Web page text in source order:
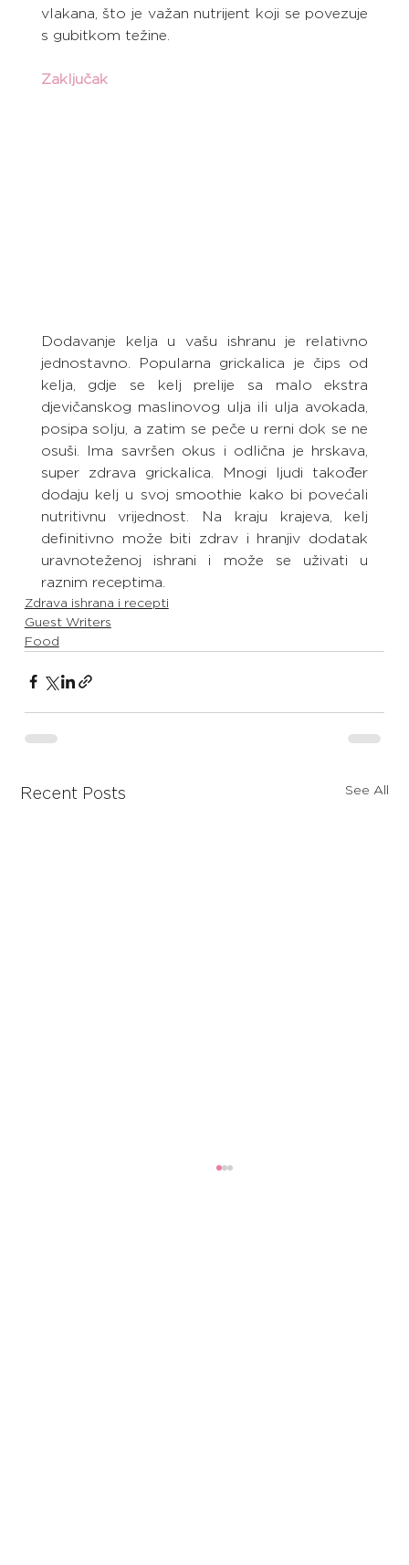
vlakana, što je važan nutrijent koji se povezuje
s gubitkom težine.
Zaključak
Dodavanje kelja u vašu ishranu je relativno
jednostavno. Popularna grickalica je čips od
kelja, gdje se kelj prelije sa malo ekstra
djevičanskog maslinovog ulja ili ulja avokada,
posipa solju, a zatim se peče u rerni dok se ne
osuši. Ima savršen okus i odlična je hrskava,
super zdrava grickalica. Mnogi ljudi također
dodaju kelj u svoj smoothie kako bi povećali
nutritivnu vrijednost. Na kraju krajeva, kelj
definitivno može biti zdrav i hranjiv dodatak
uravnoteženoj ishrani i može se uživati ​​u
raznim receptima.
Zdrava ishrana i recepti
Guest Writers
Food
Recent Posts See All